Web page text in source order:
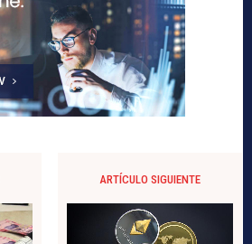
ARTÍCULO SIGUIENTE